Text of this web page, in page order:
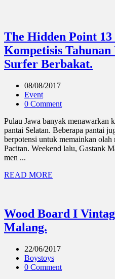
The Hidden Point
Kompetisis
Surfer Berbakat.
08/08/2017
Event
0 Comment
Pulau Jawa banyak menawarkan
pantai Selatan. Beberapa pantai
berpotensi untuk memainkan
Pacitan. Weekend lalu, Gastank
men ...
READ MORE
Wood Board I
Malang.
22/06/2017
Boystoys
0 Comment